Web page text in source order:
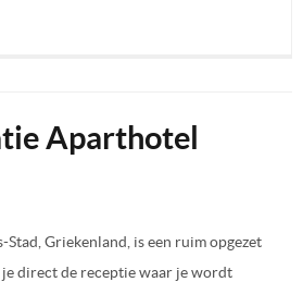
Aparthotel
Griekenland, is een ruim opgezet
direct de receptie waar je wordt